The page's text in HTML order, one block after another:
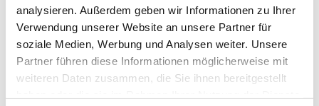
analysieren. Außerdem geben wir Informationen zu Ihrer
Verwendung unserer Website an unsere Partner für
soziale Medien, Werbung und Analysen weiter. Unsere
Partner führen diese Informationen möglicherweise mit
weiteren Daten zusammen, die Sie ihnen bereitgestellt
Dies könnte Sie auch
interessieren